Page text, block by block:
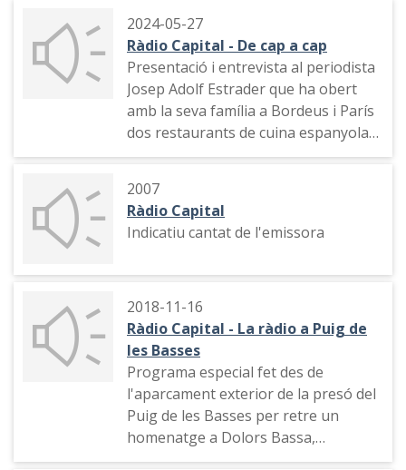
2024-05-27
Ràdio Capital - De cap a cap
Presentació i entrevista al periodista
Josep Adolf Estrader que ha obert
amb la seva família a Bordeus i París
dos restaurants de cuina espanyola
en dos mercats
2007
Ràdio Capital
Indicatiu cantat de l'emissora
2018-11-16
Ràdio Capital - La ràdio a Puig de
les Basses
Programa especial fet des de
l'aparcament exterior de la presó del
Puig de les Basses per retre un
homenatge a Dolors Bassa,
l’exconsellera torroellenca tancada a